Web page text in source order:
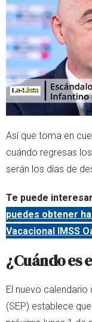
Así que toma en
cuándo regresas
serán los días de
Te puede
puedes obtener
Vacacional IMSS
¿Cuándo es
El nuevo
(SEP) establece